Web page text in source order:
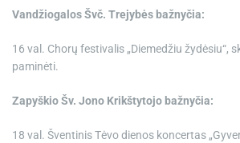
Vandžiogalos Švč. Trejybės bažnyčia:
16 val. Chorų festivalis „Diemedžiu žydėsiu“,
paminėti.
Zapyškio Šv. Jono Krikštytojo bažnyčia:
18 val. Šventinis Tėvo dienos koncertas